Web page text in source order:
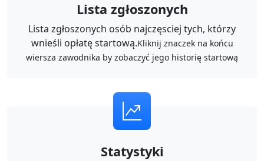
Lista zgłoszonych
Lista zgłoszonych osób najczęsciej tych, którzy
wnieśli opłatę startową.Kliknij znaczek na końcu
wiersza zawodnika by zobaczyć jego historię startową
Statystyki